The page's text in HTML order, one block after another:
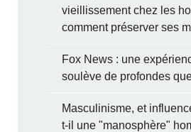
vieillissement chez les
comment préserver ses
Fox News : une
soulève de profondes
Masculinisme, et
t-il une "manosphère"